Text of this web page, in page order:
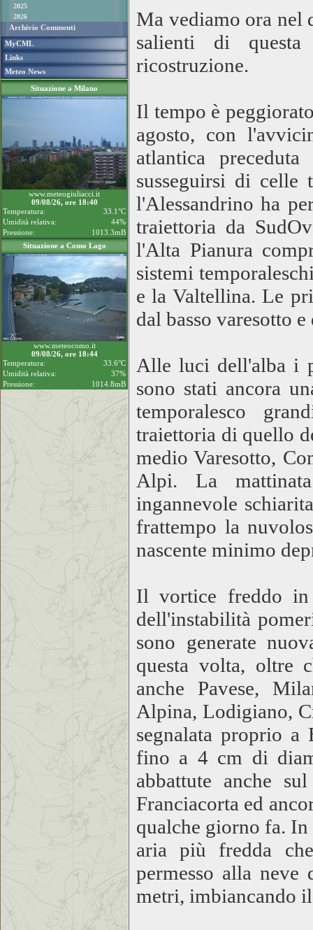
2025
2026
Archivio Commenti
MyCML
Links
Meteo News
Situazione a Milano
www.meteogiuliacci.it
09/08/26, ore 18:40
Temperatura:
33.1°C
Umidità relativa:
44%
Pressione:
1013.3mB
Situazione a Como Lago
www.meteocomo.it
09/08/26, ore 18:44
Temperatura:
33.6°C
Umidità relativa:
37%
Pressione:
1014.8mB
Ma vediamo ora nel
salienti di
ricostruzione.
Il tempo è
agosto, con
atlantica
susseguirsi di celle
l'Alessandrino ha
traiettoria da
l'Alta Pianura
sistemi
e la Valtellina. Le
dal basso varesotto
Alle luci dell'alba i
sono stati ancora
temporalesco
traiettoria di quello
medio Varesotto,
Alpi. La
ingannevole
frattempo la
nascente minimo
Il vortice freddo in
dell'instabilità
sono generate
questa volta, oltre
anche Pavese,
Alpina, Lodigiano,
segnalata proprio a
fino a 4 cm di
abbattute anche
Franciacorta ed
qualche giorno fa. In
aria più fredda
permesso alla
metri, imbiancando